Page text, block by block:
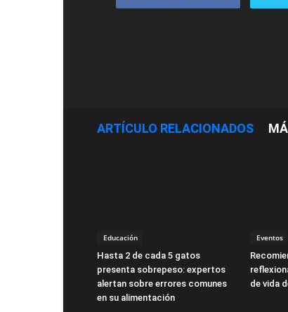
ARTÍCULO RELACIONADOS
Educación
Hasta 2 de cada 5 gatos
presenta sobrepeso: expertos
alertan sobre errores comunes
en su alimentación
Eventos
de vida